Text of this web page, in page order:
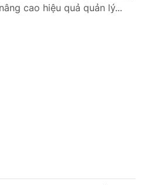
cao hiệu quả quản lý...